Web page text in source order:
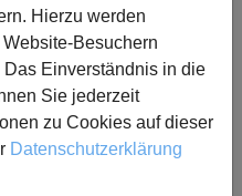
Schülerinnen und
Hierzu werden
Besuchern
Einverständnis in die
Sie jederzeit
zu Cookies auf dieser
Datenschutzerklärung